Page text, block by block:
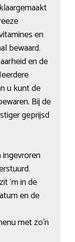
en
bewaard.
en de
u kunt de
Bij de
geprijsd
‘m in de
en de
met zo’n